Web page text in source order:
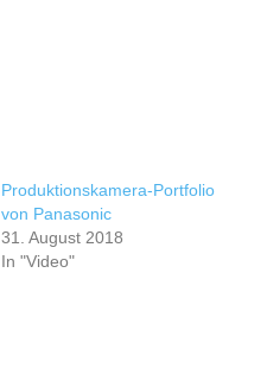
Produktionskamera-Portfolio
von Panasonic
31. August 2018
In "Video"